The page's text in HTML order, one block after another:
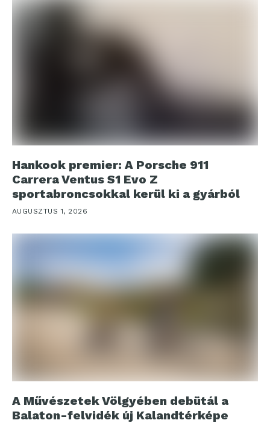
Hankook premier: A Porsche 911
Carrera Ventus S1 Evo Z
sportabroncsokkal kerül ki a gyárból
AUGUSZTUS 1, 2026
A Művészetek Völgyében debütál a
Balaton-felvidék új Kalandtérképe